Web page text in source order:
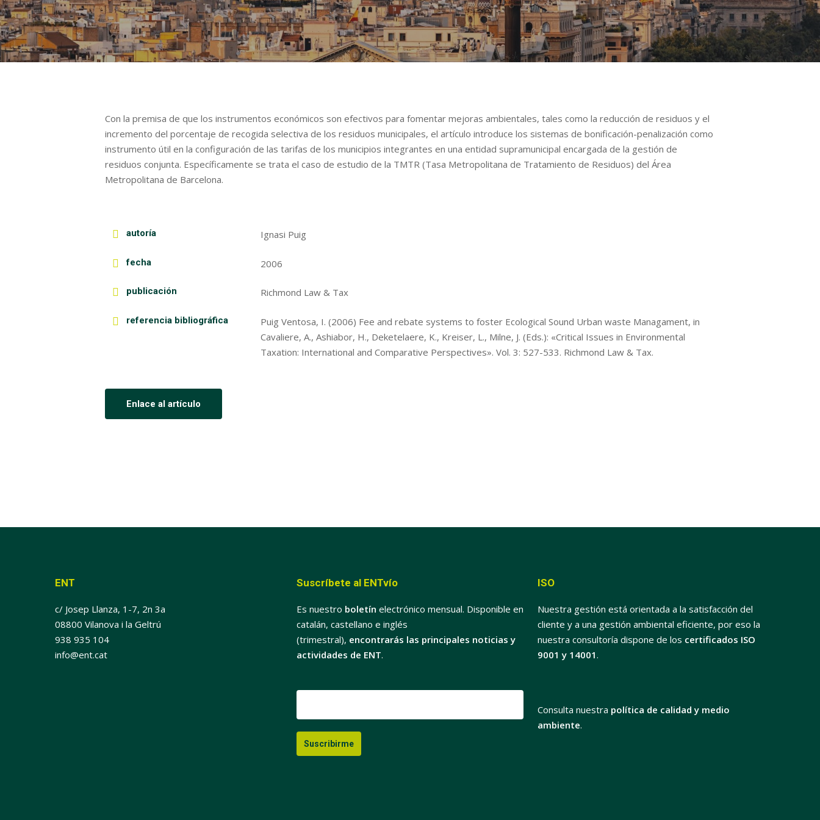
Con la premisa de que los instrumentos económicos son efectivos para fomentar mejoras ambientales, tales como la reducción de residuos y el
incremento del porcentaje de recogida selectiva de los residuos municipales, el artículo introduce los sistemas de bonificación-penalización como
instrumento útil en la configuración de las tarifas de los municipios integrantes en una entidad supramunicipal encargada de la gestión de
residuos conjunta. Específicamente se trata el caso de estudio de la TMTR (Tasa Metropolitana de Tratamiento de Residuos) del Área
Metropolitana de Barcelona.
autoría Ignasi Puig
fecha 2006
publicación Richmond Law & Tax
referencia bibliográfica
Puig Ventosa, I. (2006) Fee and rebate systems to foster Ecological Sound Urban waste Managament, in
Cavaliere, A., Ashiabor, H., Deketelaere, K., Kreiser, L., Milne, J. (Eds.): «Critical Issues in Environmental
Taxation: International and Comparative Perspectives». Vol. 3: 527-533. Richmond Law & Tax.
Enlace al artículo
ENT
c/ Josep Llanza, 1-7, 2n 3a
08800 Vilanova i la Geltrú
938 935 104
info@ent.cat
Suscríbete al ENTvío
Es nuestro boletín electrónico mensual. Disponible en
catalán, castellano e inglés
(trimestral), encontrarás las principales noticias y
actividades de ENT.
ISO
Nuestra gestión está orientada a la satisfacción del
cliente y a una gestión ambiental eficiente, por eso la
nuestra consultoría dispone de los certificados ISO
9001 y 14001.
Consulta nuestra política de calidad y medio
ambiente.